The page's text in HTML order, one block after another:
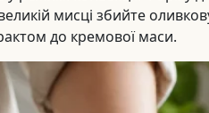
мисці збийте
до кремової маси.